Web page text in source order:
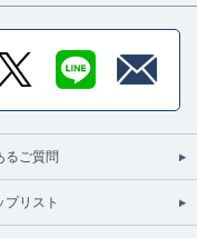
るご質問
プリスト